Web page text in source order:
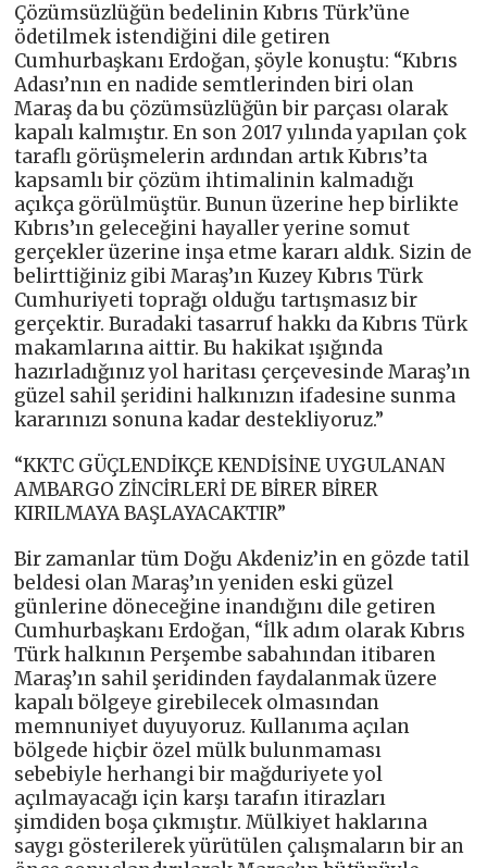
Çözümsüzlüğün bedelinin Kıbrıs Türk’üne
ödetilmek istendiğini dile getiren
Cumhurbaşkanı Erdoğan, şöyle konuştu: “Kıbrıs
Adası’nın en nadide semtlerinden biri olan
Maraş da bu çözümsüzlüğün bir parçası olarak
kapalı kalmıştır. En son 2017 yılında yapılan çok
taraflı görüşmelerin ardından artık Kıbrıs’ta
kapsamlı bir çözüm ihtimalinin kalmadığı
açıkça görülmüştür. Bunun üzerine hep birlikte
Kıbrıs’ın geleceğini hayaller yerine somut
gerçekler üzerine inşa etme kararı aldık. Sizin de
belirttiğiniz gibi Maraş’ın Kuzey Kıbrıs Türk
Cumhuriyeti toprağı olduğu tartışmasız bir
gerçektir. Buradaki tasarruf hakkı da Kıbrıs Türk
makamlarına aittir. Bu hakikat ışığında
hazırladığınız yol haritası çerçevesinde Maraş’ın
güzel sahil şeridini halkınızın ifadesine sunma
kararınızı sonuna kadar destekliyoruz.”
“KKTC GÜÇLENDİKÇE KENDİSİNE UYGULANAN
AMBARGO ZİNCİRLERİ DE BİRER BİRER
KIRILMAYA BAŞLAYACAKTIR”
Bir zamanlar tüm Doğu Akdeniz’in en gözde tatil
beldesi olan Maraş’ın yeniden eski güzel
günlerine döneceğine inandığını dile getiren
Cumhurbaşkanı Erdoğan, “İlk adım olarak Kıbrıs
Türk halkının Perşembe sabahından itibaren
Maraş’ın sahil şeridinden faydalanmak üzere
kapalı bölgeye girebilecek olmasından
memnuniyet duyuyoruz. Kullanıma açılan
bölgede hiçbir özel mülk bulunmaması
sebebiyle herhangi bir mağduriyete yol
açılmayacağı için karşı tarafın itirazları
şimdiden boşa çıkmıştır. Mülkiyet haklarına
saygı gösterilerek yürütülen çalışmaların bir an